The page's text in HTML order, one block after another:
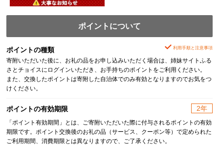
ポイントについて
ポイントの種類 利用手順と注意事項
寄附いただいた後に、お礼の品をお申し込みいただく場合は、姉妹サイトふる
さとチョイスにログインいただき、お手持ちのポイントをご利用ください。
また、交換したポイントは寄附した自治体でのみ有効となりますのでお気をつ
けください。
ポイントの有効期限 2年
「ポイント有効期間」とは、ご寄附いただいた際に付与されるポイントの有効
期限です。ポイント交換後のお礼の品（サービス、クーポン等）で定められた
ご利用期間、消費期限とは異なりますので、ご了承ください。